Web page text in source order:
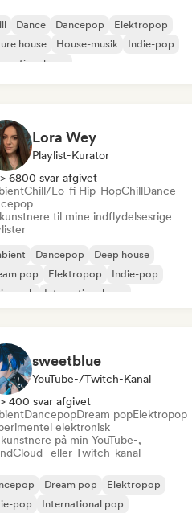
Dance Dancepop
Elektropop
house
House-musik
Indie-pop
pop
Lora Wey
Playlist-Kurator
> 6800 svar afgivet
Chill/Lo-fi Hip-HopChillDance
til mine indflydelsesrige
Dancepop
Deep house
pop
Elektropop
Indie-pop
rock
International pop
sweetblue
YouTube-/Twitch-Kanal
> 400 svar afgivet
DancepopDream popElektropop
elektronisk
på min YouTube-,
eller Twitch-kanal
Dream pop
Elektropop
pop
International pop